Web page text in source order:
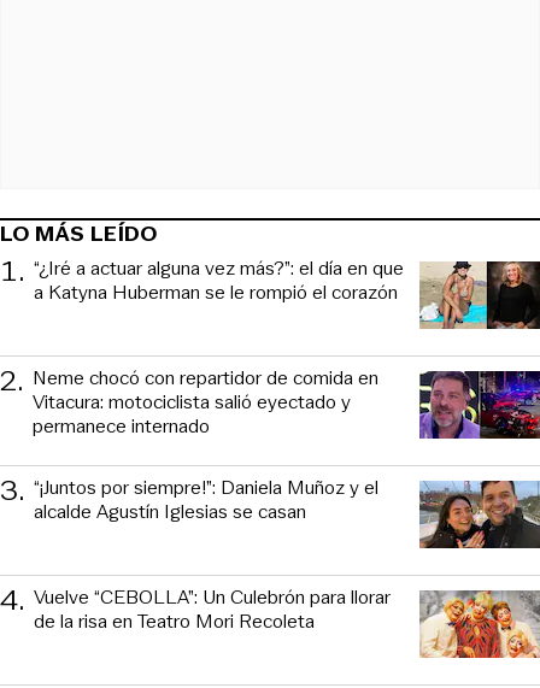
LO MÁS LEÍDO
1. “¿Iré a actuar alguna vez más?”: el día en que
a Katyna Huberman se le rompió el corazón
2. Neme chocó con repartidor de comida en
Vitacura: motociclista salió eyectado y
permanece internado
3. “¡Juntos por siempre!”: Daniela Muñoz y el
alcalde Agustín Iglesias se casan
4. Vuelve “CEBOLLA”: Un Culebrón para llorar
de la risa en Teatro Mori Recoleta